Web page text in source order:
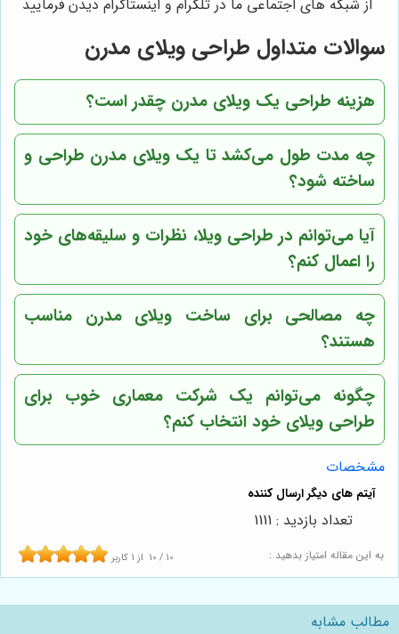
از شبکه های اجتماعی ما در تلگرام و اینستاگرام دیدن فرمایید
سوالات متداول طراحی ویلای مدرن
هزینه طراحی یک ویلای مدرن چقدر است؟
چه مدت طول می‌کشد تا یک ویلای مدرن طراحی و
ساخته شود؟
آیا می‌توانم در طراحی ویلا، نظرات و سلیقه‌های خود
را اعمال کنم؟
چه مصالحی برای ساخت ویلای مدرن مناسب
هستند؟
چگونه می‌توانم یک شرکت معماری خوب برای
طراحی ویلای خود انتخاب کنم؟
مشخصات
به این مقاله امتیاز بدهید : 10 / 10 از 1 کاربر
تعداد بازدید : 1111
مطالب مشابه